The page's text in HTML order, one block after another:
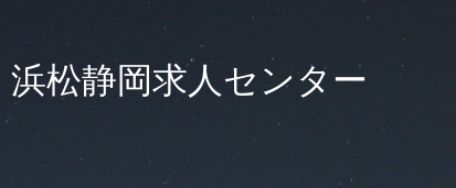
浜松静岡求人センター